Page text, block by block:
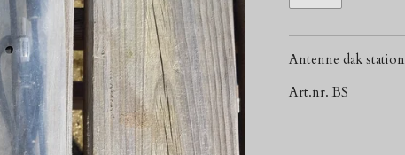
Antenne dak station
Art.nr. BS